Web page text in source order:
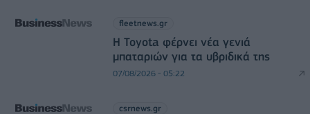
fleetnews.gr
Η Toyota φέρνει νέα γενιά
μπαταριών για τα υβριδικά της
07/08/2026 - 05:22
csrnews.gr